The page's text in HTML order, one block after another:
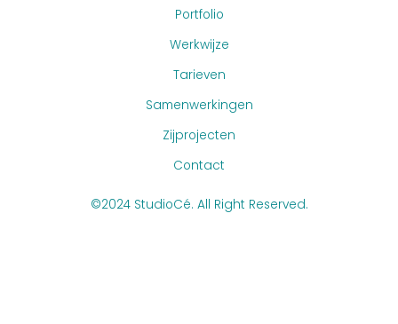
Portfolio
Werkwijze
Tarieven
Samenwerkingen
Zijprojecten
Contact
©2024 StudioCé. All Right Reserved.